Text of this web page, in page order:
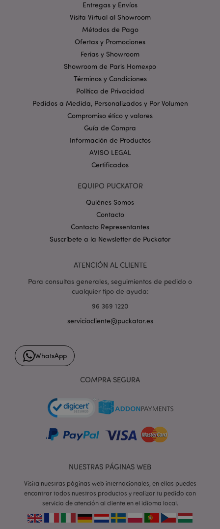
Entregas y Envíos
Visita Virtual al Showroom
Métodos de Pago
Ofertas y Promociones
Ferias y Showroom
Showroom de Paris Homexpo
Términos y Condiciones
Política de Privacidad
Pedidos a Medida, Personalizados y Por Volumen
Compromiso ético y valores
Guía de Compra
Información de Productos
AVISO LEGAL
Certificados
EQUIPO PUCKATOR
Quiénes Somos
Contacto
Contacto Representantes
Suscríbete a la Newsletter de Puckator
ATENCIÓN AL CLIENTE
Para consultas generales, seguimientos de pedido o
cualquier tipo de ayuda:
96 369 1220
serviciocliente@puckator.es
WhatsApp
COMPRA SEGURA
NUESTRAS PÁGINAS WEB
Visita nuestras páginas web internacionales, en ellas puedes
encontrar todos nuestros productos y realizar tu pedido con
servicio de atención al cliente en el idioma local.
Orientación
Funcionalidad
Las cookies estrictamente necesarias permiten la
funcionalidad básica del sitio web, como el inicio de
sesión del usuario y la gestión de la cuenta. El sitio
web no puede funcionar correctamente sin las
cookies estrictamente necesarias.
_GRECAPTCHA
invalidation
www.puckator.es
form_key
PHP.net
.www.puckator.es
Política de privacidad de